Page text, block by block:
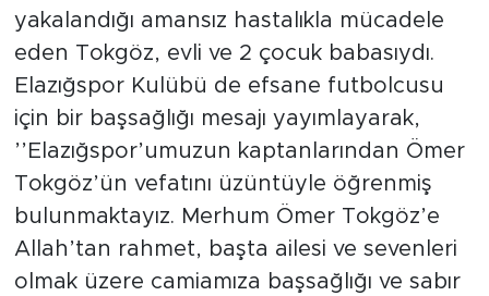
yakalandığı amansız hastalıkla mücadele
eden Tokgöz, evli ve 2 çocuk babasıydı.
Elazığspor Kulübü de efsane futbolcusu
için bir başsağlığı mesajı yayımlayarak,
’’Elazığspor’umuzun kaptanlarından Ömer
Tokgöz’ün vefatını üzüntüyle öğrenmiş
bulunmaktayız. Merhum Ömer Tokgöz’e
Allah’tan rahmet, başta ailesi ve sevenleri
olmak üzere camiamıza başsağlığı ve sabır